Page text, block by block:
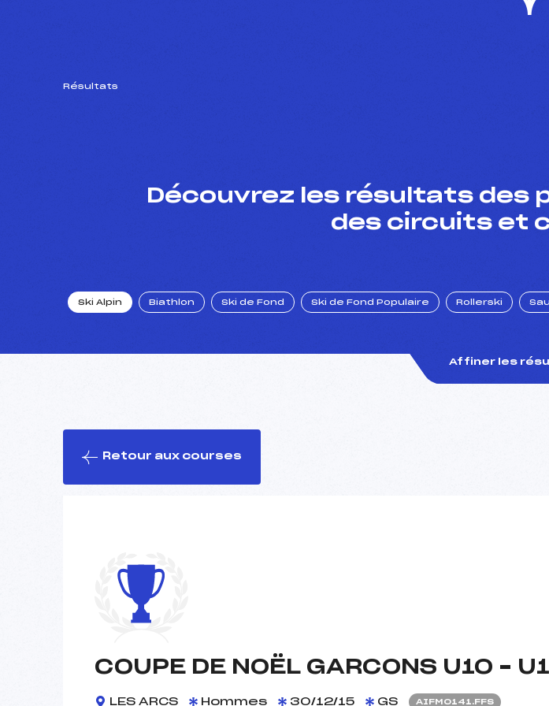
Résultats
Découvrez les résultats des
des circuits et
Ski Alpin Biathlon Ski de Fond Ski de Fond Populaire Rollerski
Affiner les
Retour aux courses
COUPE DE NOËL GARCONS U10 –
LES ARCS Hommes 30/12/15 GS AIFM0141.FFS